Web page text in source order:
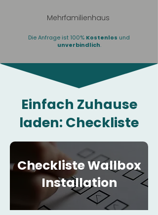
Mehrfamilienhaus
Die Anfrage ist 100% Kostenlos und
unverbindlich.
Einfach Zuhause
laden: Checkliste
Checkliste Wallbox
Installation